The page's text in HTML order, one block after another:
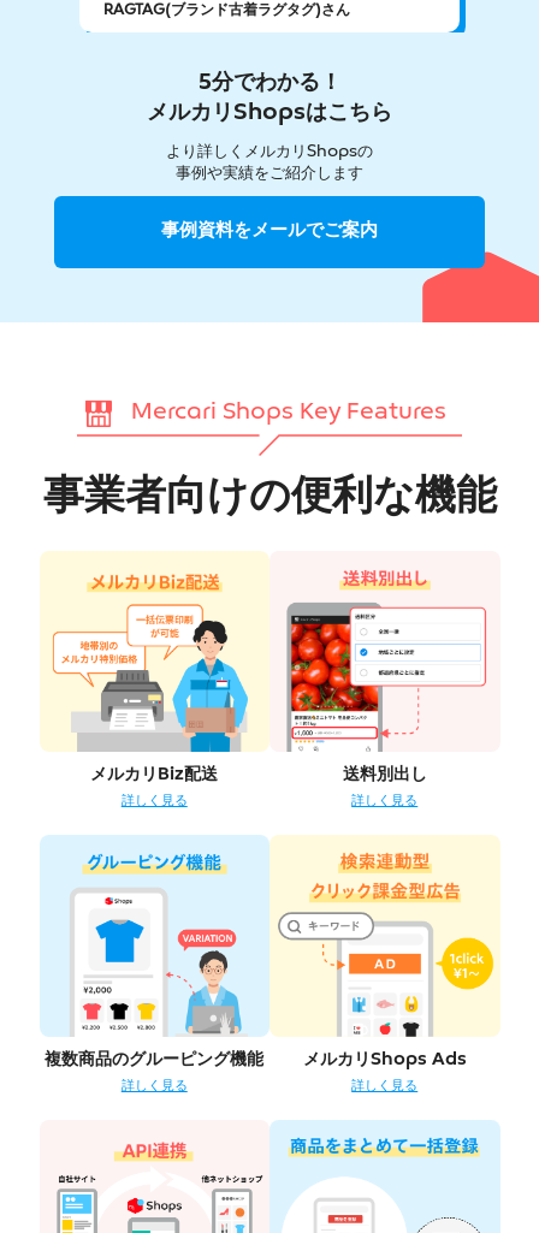
RAGTAG(ブランド古着ラグタグ)さん
5分でわかる！
メルカリShopsはこちら
より詳しくメルカリShopsの
事例や実績をご紹介します
事例資料をメールでご案内
Mercari Shops Key Features
事業者向けの便利な機能
メルカリBiz配送
詳しく見る
送料別出し
詳しく見る
複数商品のグルーピング機能
詳しく見る
メルカリShops Ads
詳しく見る